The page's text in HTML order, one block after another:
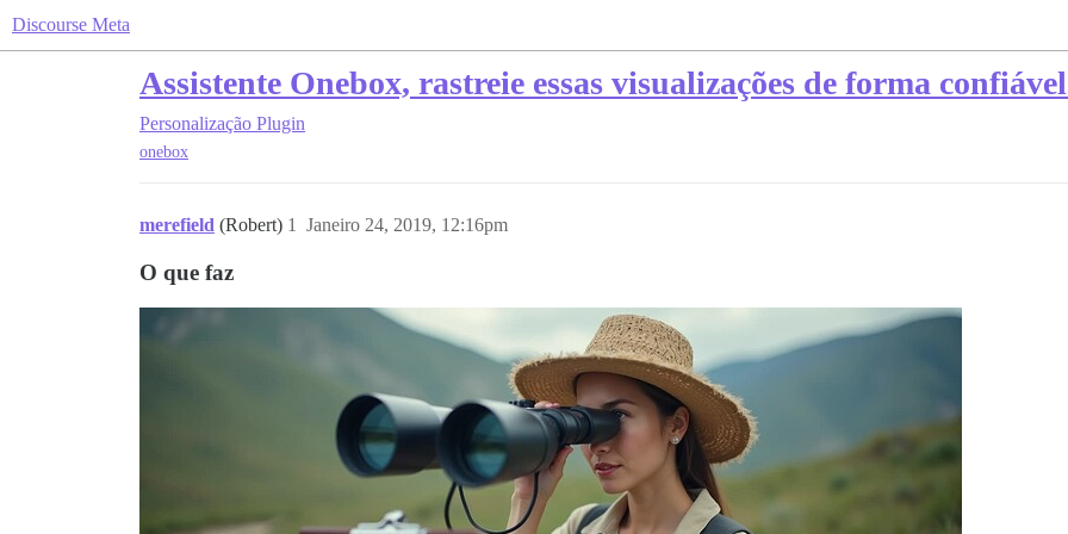
Discourse Meta
Assistente Onebox, rastreie essas visualizações de forma
Personalização Plugin
onebox
merefield (Robert) Janeiro 24, 2019, 12:16pm
1
O que faz